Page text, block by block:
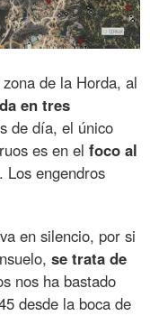
de la Horda, al
en tres
de día, el único
es en elfoco al
. Los engendros
en silencio, por si
se trata de
nos ha bastado
desde la boca de